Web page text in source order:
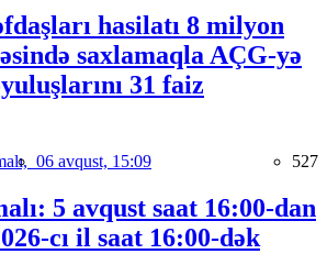
hasilatı 8 milyon
saxlamaqla AÇG-yə
31 faiz
06 avqust, 15:09 527
5 avqust saat 16:00-dan
cı il saat 16:00-dək